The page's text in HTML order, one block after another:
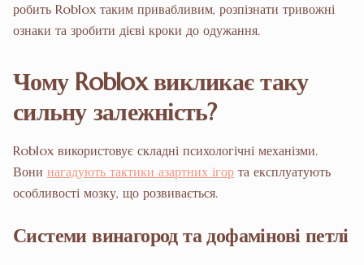
робить Roblox таким привабливим, розпізнати тривожні
ознаки та зробити дієві кроки до одужання.
Чому Roblox викликає таку
сильну залежність?
Roblox використовує складні психологічні механізми.
Вони нагадують тактики азартних ігор та експлуатують
особливості мозку, що розвивається.
Системи винагород та дофамінові петлі